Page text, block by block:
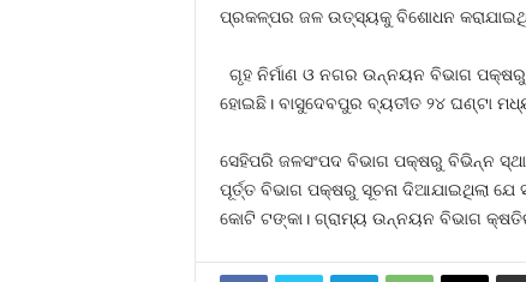
ପ୍ରକଳ୍ପର ଜଳ ଉତ୍ସ୍ୟକୁ ବିଶୋଧନ
ଗୃହ ନିର୍ମାଣ ଓ ନଗର ଉନ୍ନୟନ ବିଭାଗ
ହୋଇଛି। ବାସୁଦେବପୁର ବ୍ୟତୀତ ୨୪ ଘଣ୍ଟା
ସେହିପରି ଜଳସଂପଦ ବିଭାଗ ପକ୍ଷରୁ ବିଭିନ୍ନ
ପୂର୍ତ୍ତ ବିଭାଗ ପକ୍ଷରୁ ସୂଚନା ଦିଆଯାଇଥିଲା
କୋଟି ଟଙ୍କା। ଗ୍ରାମ୍ୟ ଉନ୍ନୟନ ବିଭାଗ